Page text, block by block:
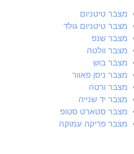
מצבר טיטניום
מצבר טיטניום גולד
מצבר שנפ
מצבר וולטה
מצבר בוש
מצבר ניסן פאוור
מצבר ורטה
מצבר יד שנייה
מצבר סטארט סטופ
מצבר פריקה עמוקה